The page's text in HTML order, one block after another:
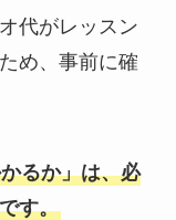
代がレッスン
め、事前に確
るか」は、必
す。